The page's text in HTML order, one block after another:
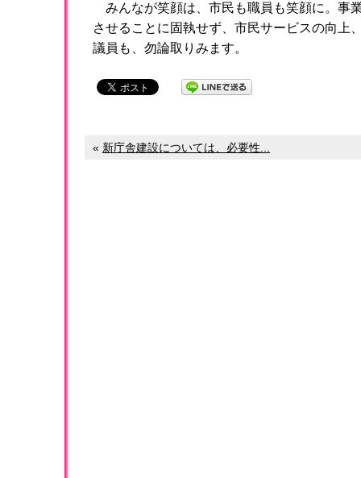
みんなが笑顔は、市民も職員も笑顔に。事
させることに固執せず、市民サービスの向上
議員も、勿論取りみます。
« 新庁舎建設については、必要性...